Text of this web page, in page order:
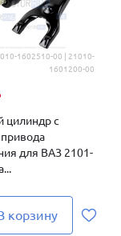
1602510-00 | 21010-
1601200-00
цилиндр с
для ВАЗ 2101-
корзину